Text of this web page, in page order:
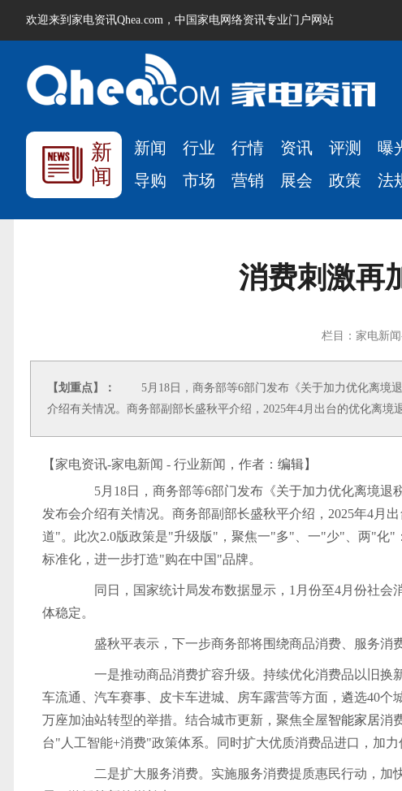
欢迎来到家电资讯Qhea.com，中国家电网络资讯专业门户网站
新
闻
新闻 行业 行情 资讯 评测 曝
导购
市场 营销 展会 政策 法
消费刺激再
栏目：家电新
【划重点】：
5月18日，商务部等6部门发布《关于加力优化离境退
介绍有关情况。商务部副部长盛秋平介绍，2025年4月出台的优化离境
【家电资讯-家电新闻 - 行业新闻，作者： 编辑】
5月18日，商务部等6部门发布《关于加力优化离境退
发布会介绍有关情况。商务部副部长盛秋平介绍，2025年4月
道"。此次2.0版政策是"升级版"，聚焦一"多"、一"少"、两"化"
标准化，进一步打造"购在中国"品牌。
同日，国家统计局发布数据显示，1月份至4月份社会
体稳定。
盛秋平表示，下一步商务部将围绕商品消费、服务消
一是推动商品消费扩容升级。持续优化消费品以旧换
车流通、汽车赛事、皮卡车进城、房车露营等方面，遴选40
万座加油站转型的举措。结合城市更新，聚焦全屋智能家居消
台"人工智能+消费"政策体系。同时扩大优质消费品进口，加
二是扩大服务消费。实施服务消费提质惠民行动，加